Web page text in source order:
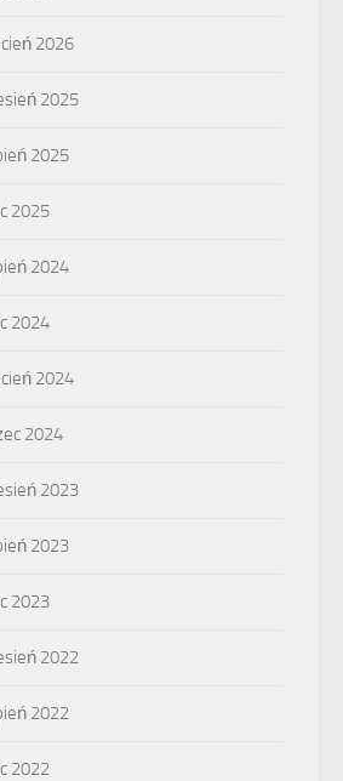
2026
2025
2025
2025
2024
2024
2024
2024
2023
2023
2023
2022
2022
2022